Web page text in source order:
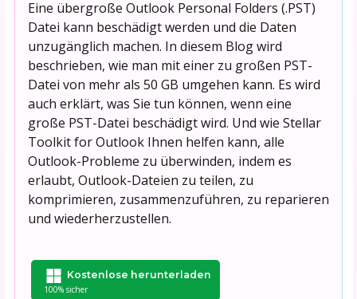
Eine übergroße Outlook Personal Folders (.PST)
Datei kann beschädigt werden und die Daten
unzugänglich machen. In diesem Blog wird
beschrieben, wie man mit einer zu großen PST-
Datei von mehr als 50 GB umgehen kann. Es wird
auch erklärt, was Sie tun können, wenn eine
große PST-Datei beschädigt wird. Und wie Stellar
Toolkit for Outlook Ihnen helfen kann, alle
Outlook-Probleme zu überwinden, indem es
erlaubt, Outlook-Dateien zu teilen, zu
komprimieren, zusammenzuführen, zu reparieren
und wiederherzustellen.
Kostenlose herunterladen
100% sicher